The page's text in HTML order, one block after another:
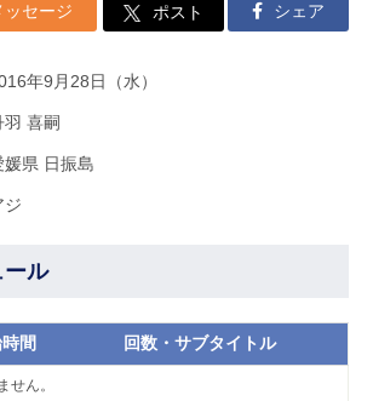
セージ ポスト シェア
年9月28日（水）
羽 喜嗣
媛県 日振島
ジ
ール
間 回数・サブタイトル
せん。